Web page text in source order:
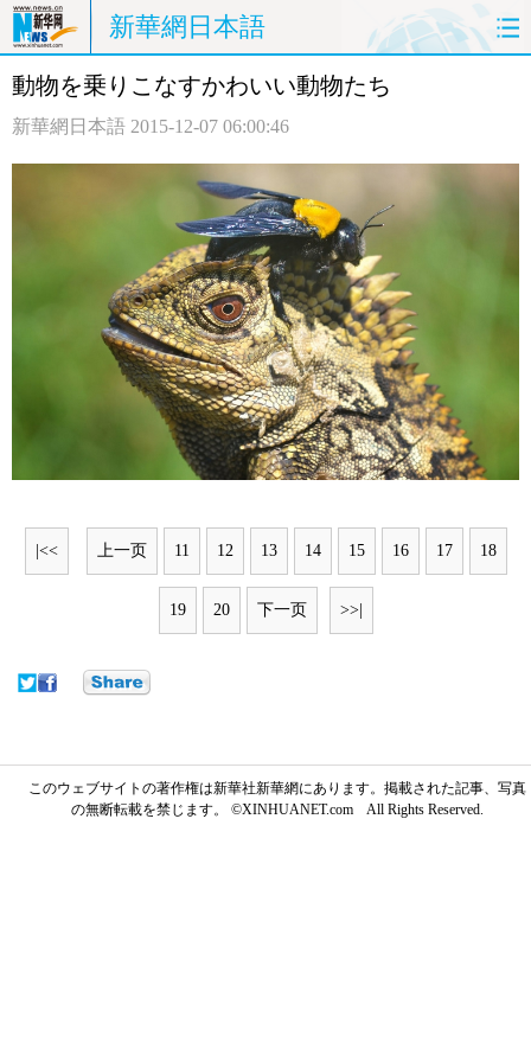
新華網日本語
ホームページ 政治
評論
動物を乗りこなすかわいい動物たち
新華網日本語 2015-12-07 06:00:46
|<< 上一页 11 12 13 14 15 16 17 18
19 20 下一页 >>|
このウェブサイトの著作権は新華社新華網にあります。掲載された記事、写真
の無断転載を禁じます。 ©XINHUANET.com All Rights Reserved.